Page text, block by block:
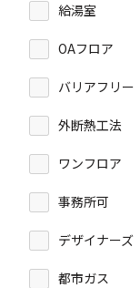
給湯室
OAフロア
バリアフリー
外断熱工法
ワンフロア
事務所可
デザイナーズ
都市ガス